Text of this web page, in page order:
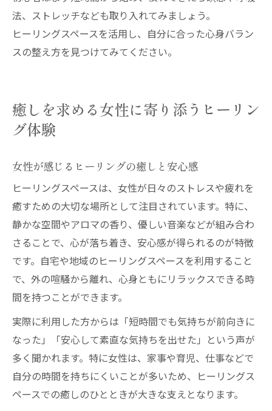
法、ストレッチなども取り入れてみましょう。
ヒーリングスペースを活用し、自分に合った心身バラン
スの整え方を見つけてみてください。
癒しを求める女性に寄り添うヒーリン
グ体験
女性が感じるヒーリングの癒しと安心感
ヒーリングスペースは、女性が日々のストレスや疲れを
癒すための大切な場所として注目されています。特に、
静かな空間やアロマの香り、優しい音楽などが組み合わ
さることで、心が落ち着き、安心感が得られるのが特徴
です。自宅や地域のヒーリングスペースを利用すること
で、外の喧騒から離れ、心身ともにリラックスできる時
間を持つことができます。
実際に利用した方からは「短時間でも気持ちが前向きに
なった」「安心して素直な気持ちを出せた」という声が
多く聞かれます。特に女性は、家事や育児、仕事などで
自分の時間を持ちにくいことが多いため、ヒーリングス
ペースでの癒しのひとときが大きな支えとなります。